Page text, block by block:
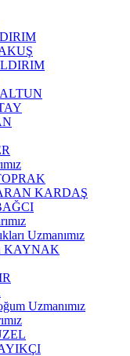
KARDAŞ
Uzmanımız
KAYNAK
Uzmanımız